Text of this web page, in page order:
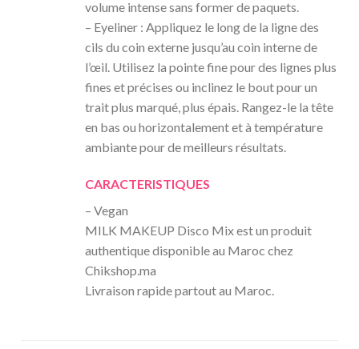
volume intense sans former de paquets.
– Eyeliner : Appliquez le long de la ligne des
cils du coin externe jusqu’au coin interne de
l’œil. Utilisez la pointe fine pour des lignes plus
fines et précises ou inclinez le bout pour un
trait plus marqué, plus épais. Rangez-le la tête
en bas ou horizontalement et à température
ambiante pour de meilleurs résultats.
CARACTERISTIQUES
– Vegan
MILK MAKEUP Disco Mix est un produit
authentique disponible au Maroc chez
Chikshop.ma
Livraison rapide partout au Maroc.